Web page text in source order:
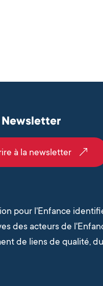
Newsletter
à la newsletter
pour l'Enfance
des acteurs de
de liens de qualité,